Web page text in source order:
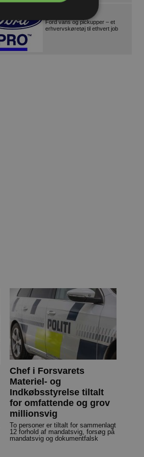
Ford vans og pickupper – et
erhvervskøretøj til ethvert job
Chef i Forsvarets
Materiel- og
Indkøbsstyrelse tiltalt
for omfattende og grov
millionsvig
To personer er tiltalt for sammenlagt
12 forhold af mandatsvig, forsøg på
mandatsvig og dokumentfalsk